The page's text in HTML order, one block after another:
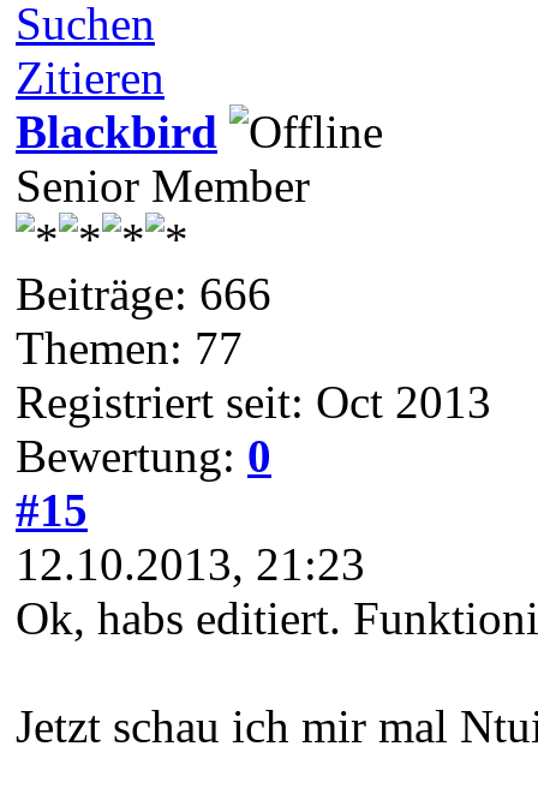
Suchen
Zitieren
Blackbird
Senior Member
Beiträge: 666
Themen: 77
Registriert seit: Oct 2013
Bewertung: 0
#15
12.10.2013, 21:23
Ok, habs editiert.
Jetzt schau ich mir mal